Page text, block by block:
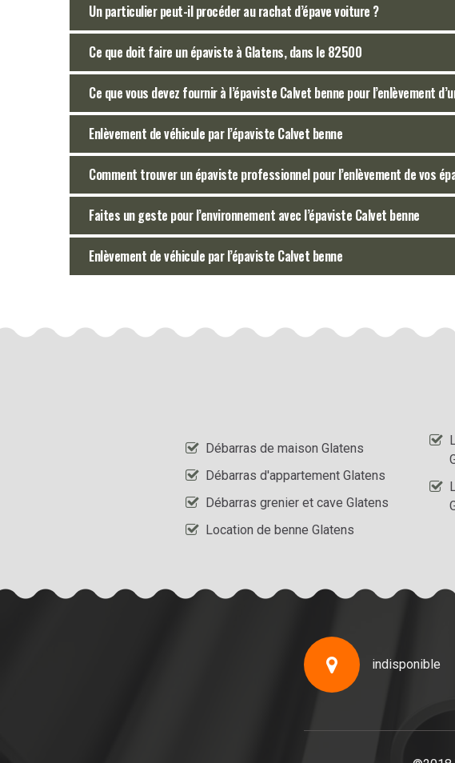
Un particulier peut-il procéder au rachat d’épave voiture ?
Ce que doit faire un épaviste à Glatens, dans le 82500
Ce que vous devez fournir à l’épaviste Calvet benne pour l’enlèvement
Enlèvement de véhicule par l’épaviste Calvet benne
Comment trouver un épaviste professionnel pour l’enlèvement de vos
Faites un geste pour l’environnement avec l’épaviste Calvet benne
Enlèvement de véhicule par l’épaviste Calvet benne
Débarras de maison Glatens
Débarras d'appartement Glatens
Débarras grenier et cave Glatens
Location de benne Glatens
indisponible